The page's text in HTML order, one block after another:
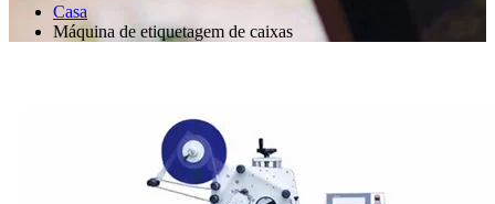
Casa
Máquina de etiquetagem de caixas